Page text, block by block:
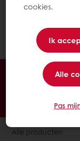
De
startscherm.
krijgen tot uw
cookies.
Ik
Alle
Pas
24/7 Online
Gratis levering
Inspirerende
Alle producten